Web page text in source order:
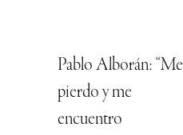
Pablo Alborán: “Me
pierdo y me
encuentro